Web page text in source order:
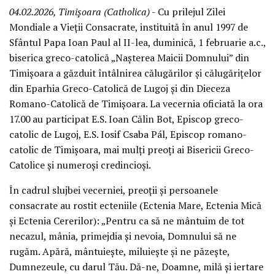
04.02.2026, Timișoara (Catholica)- Cu prilejul Zilei
Mondiale a Vieții Consacrate, instituită în anul 1997 de
Sfântul Papa Ioan Paul al II-lea, duminică, 1 februarie a.c.,
biserica greco-catolică „Nașterea Maicii Domnului” din
Timișoara a găzduit întâlnirea călugărilor și călugărițelor
din Eparhia Greco-Catolică de Lugoj și din Dieceza
Romano-Catolică de Timișoara. La vecernia oficiată la ora
17.00 au participat E.S. Ioan Călin Bot, Episcop greco-
catolic de Lugoj, E.S. Iosif Csaba Pál, Episcop romano-
catolic de Timișoara, mai mulți preoți ai Bisericii Greco-
Catolice și numeroși credincioși.
În cadrul slujbei vecerniei, preoții și persoanele
consacrate au rostit ecteniile (Ectenia Mare, Ectenia Mică
și Ectenia Cererilor): „Pentru ca să ne mântuim de tot
necazul, mânia, primejdia și nevoia, Domnului să ne
rugăm. Apără, mântuiește, miluiește și ne păzește,
Dumnezeule, cu darul Tău. Dă-ne, Doamne, milă și iertare